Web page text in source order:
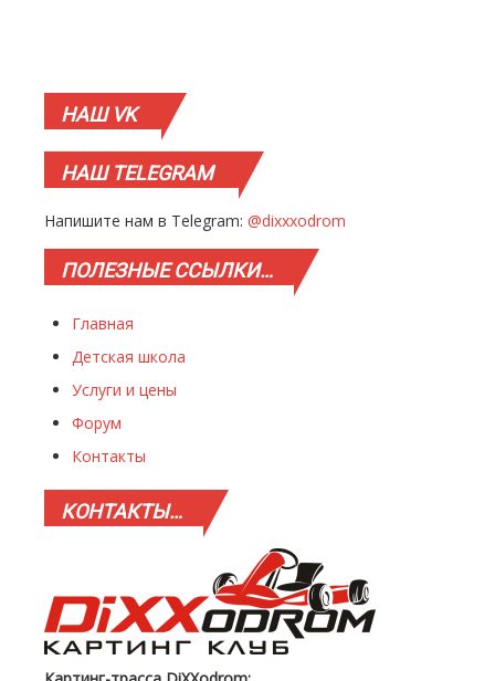
НАШVK
НАШTELEGRAM
Напишите нам в Telegram: @dixxxodrom
ПОЛЕЗНЫЕССЫЛКИ…
Главная
Детская школа
Услуги и цены
Форум
Контакты
КОНТАКТЫ…